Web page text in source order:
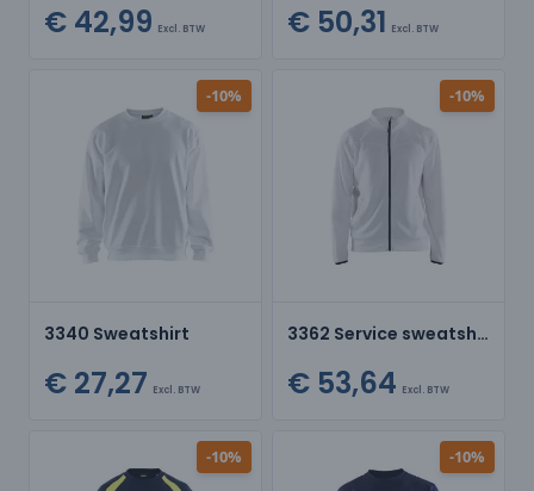
€ 42,99 Excl. BTW € 50,31 Excl. BTW
-10%
3340 Sweatshirt
€ 27,27 Excl. BTW
-10%
3362 Service sweatshirt met rits
€ 53,64 Excl. BTW
-10% -10%